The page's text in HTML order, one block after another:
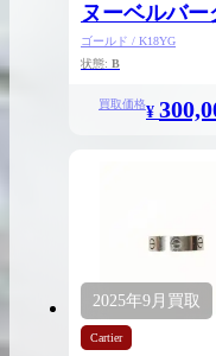
希少なリザード素材のバ
高く売るためのポイント
コラムをさらにみる
ヌーベルバー
ング
ゴールド / K18YG
状態: B
買取価格¥
2025年9月 買取
Cartier